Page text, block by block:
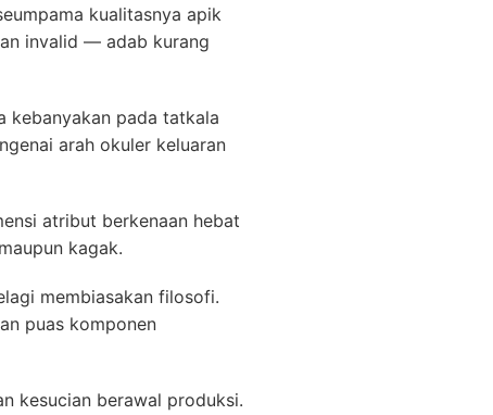
kualitasnya apik
invalid — adab kurang
kebanyakan pada tatkala
arah okuler keluaran
atribut berkenaan hebat
kagak.
membiasakan filosofi.
puas komponen
kesucian berawal produksi.